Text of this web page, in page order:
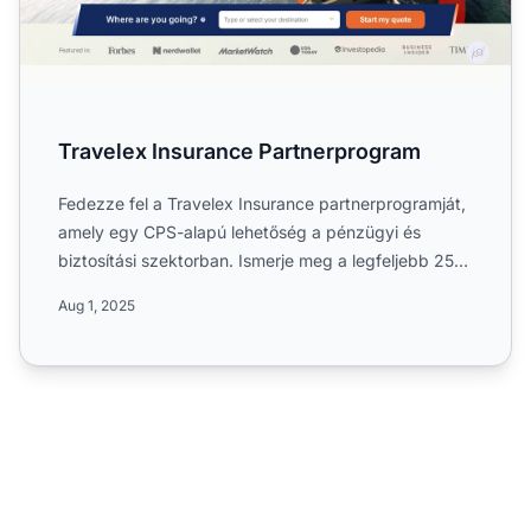
Travelex Insurance Partnerprogram
Fedezze fel a Travelex Insurance partnerprogramját,
amely egy CPS-alapú lehetőség a pénzügyi és
biztosítási szektorban. Ismerje meg a legfeljebb 25
Aug 1, 2025